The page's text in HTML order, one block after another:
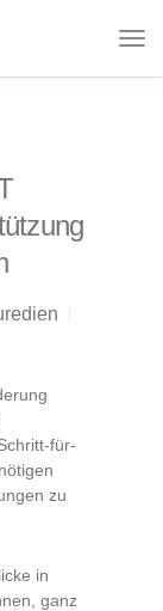
für-
zu
in
ganz